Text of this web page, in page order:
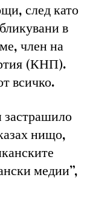
след като
в
член на
(КНП).
всичко.
нищо,
медии”,